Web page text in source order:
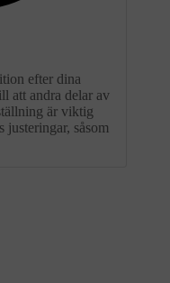
efter dina
att andra delar av
är viktig
justeringar, såsom